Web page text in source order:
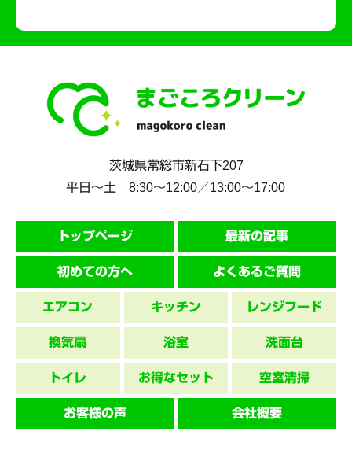
茨城県常総市新石下207
平日～土 8:30〜12:00／13:00〜17:00
トップページ 最新の記事
初めての方へ よくあるご質問
エアコン キッチン レンジフード
換気扇 浴室 洗面台
トイレ お得なセット 空室清掃
お客様の声 会社概要